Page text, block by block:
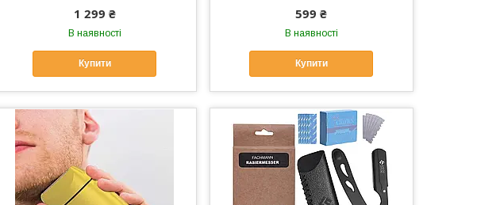
1 299 ₴
В наявності
Купити
599 ₴
В наявності
Купити